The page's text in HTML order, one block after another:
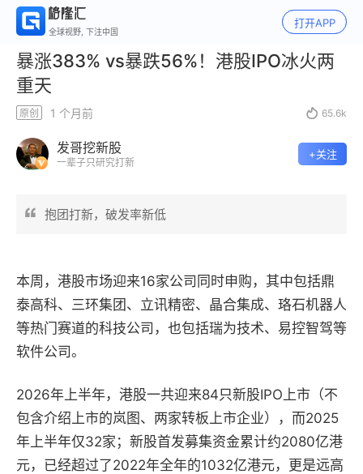
全球视野, 下注中国
打开APP
暴涨383% vs暴跌56%！港股IPO冰火两
重天
原创 1 个月前  65.6k
发哥挖新股
一辈子只研究打新
+关注
抱团打新，破发率新低
本周，港股市场迎来16家公司同时申购，其中包括鼎
泰高科、三环集团、立讯精密、晶合集成、珞石机器人
等热门赛道的科技公司，也包括瑞为技术、易控智驾等
软件公司。
2026年上半年，港股一共迎来84只新股IPO上市（不
包含介绍上市的岚图、两家转板上市企业），而2025
年上半年仅32家；新股首发募集资金累计约2080亿港
元，已经超过了2022年全年的1032亿港元，更是远高